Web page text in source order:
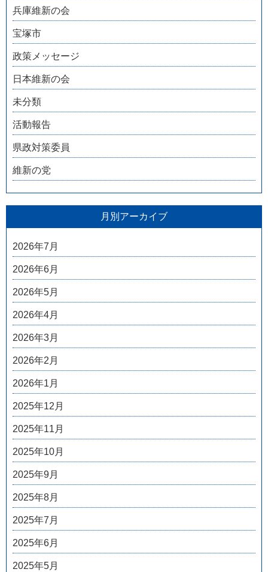
兵庫維新の会
宝塚市
政策メッセージ
日本維新の会
未分類
活動報告
県政対策委員
維新の党
月別アーカイブ
2026年7月
2026年6月
2026年5月
2026年4月
2026年3月
2026年2月
2026年1月
2025年12月
2025年11月
2025年10月
2025年9月
2025年8月
2025年7月
2025年6月
2025年5月